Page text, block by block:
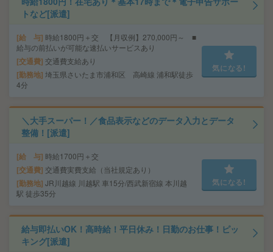
トなど[派遣]
給 与 時給1800円＋交 【月収例】270,000円～ ■
給与の前払いが可能な速払いサービスあり
交通費 交通費支給あり
勤務地 埼玉県さいたま市浦和区 高崎線 浦和駅徒歩
4分
気になる!
＼大手スーパー！／食品表示などのデータ入力とデータ
整備！[派遣]
給 与 時給1700円＋交
交通費 交通費実費支給（当社規定あり）
勤務地 JR川越線 川越駅 車15分/西武新宿線 本川越
駅 徒歩35分
気になる!
給与即払いOK！高時給！平日休み！日勤のお仕事！ピッ
キング[派遣]